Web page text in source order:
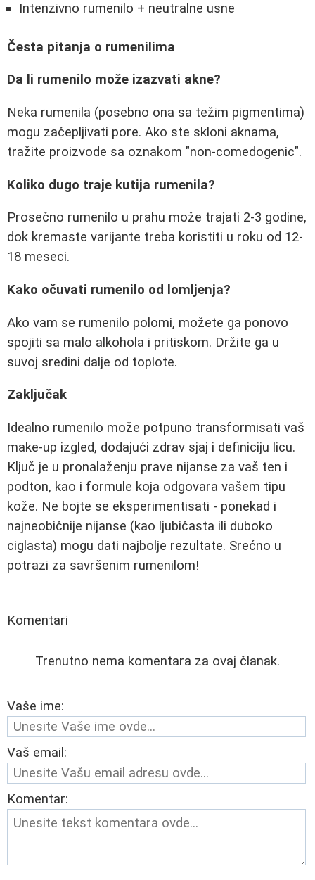
Intenzivno rumenilo + neutralne usne
Česta pitanja o rumenilima
Da li rumenilo može izazvati akne?
Neka rumenila (posebno ona sa težim pigmentima)
mogu začepljivati pore. Ako ste skloni aknama,
tražite proizvode sa oznakom "non-comedogenic".
Koliko dugo traje kutija rumenila?
Prosečno rumenilo u prahu može trajati 2-3 godine,
dok kremaste varijante treba koristiti u roku od 12-
18 meseci.
Kako očuvati rumenilo od lomljenja?
Ako vam se rumenilo polomi, možete ga ponovo
spojiti sa malo alkohola i pritiskom. Držite ga u
suvoj sredini dalje od toplote.
Zaključak
Idealno rumenilo može potpuno transformisati vaš
make-up izgled, dodajući zdrav sjaj i definiciju licu.
Ključ je u pronalaženju prave nijanse za vaš ten i
podton, kao i formule koja odgovara vašem tipu
kože. Ne bojte se eksperimentisati - ponekad i
najneobičnije nijanse (kao ljubičasta ili duboko
ciglasta) mogu dati najbolje rezultate. Srećno u
potrazi za savršenim rumenilom!
Komentari
Trenutno nema komentara za ovaj članak.
Vaše ime:
Vaš email:
Komentar: